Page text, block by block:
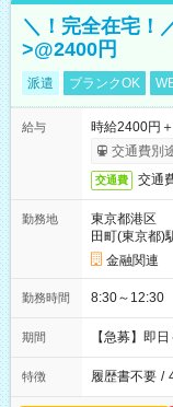
＼！完全在宅！
>@2400円
派遣 ブランクOK
給与
時給2400円
交通費別
交通費 交通
勤務地
東京都港区
田町(東京都)
金融関連
勤務時間 8:30～12:30
期間 【急募】即
特徴 履歴書不要 /